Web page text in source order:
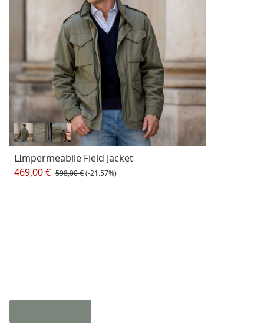
LImpermeabile Field Jacket
469,00 € 598,00 €(-21.57%)